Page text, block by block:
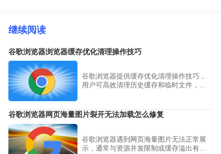
继续阅读
谷歌浏览器浏览器缓存优化清理操作技巧
谷歌浏览器提供缓存优化清理操作技巧，
用户可高效清理历史缓存和临时文件，提
谷歌浏览器网页海量图片裂开无法加载怎么修复
谷歌浏览器遇到网页海量图片无法正常展
示，通常与资源并发限制或缓存溢出有